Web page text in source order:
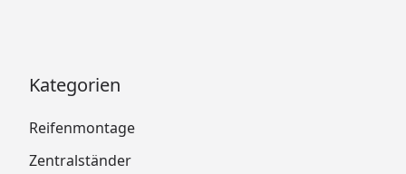
Kategorien
Reifenmontage
Zentralständer